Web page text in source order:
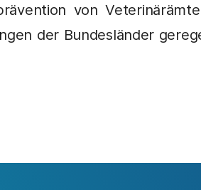
von
der Bundesländer